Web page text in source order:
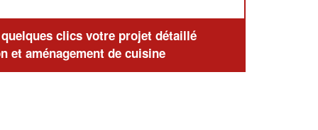
clics votre projet détaillé
et aménagement de cuisine